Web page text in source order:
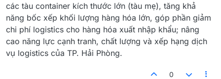
các tàu container kích thước lớn (tàu mẹ), tăng khả
năng bốc xếp khối lượng hàng hóa lớn, góp phần giảm
chi phí logistics cho hàng hóa xuất nhập khẩu; nâng
cao năng lực cạnh tranh, chất lượng và xếp hạng dịch
vụ logistics của TP. Hải Phòng.
0